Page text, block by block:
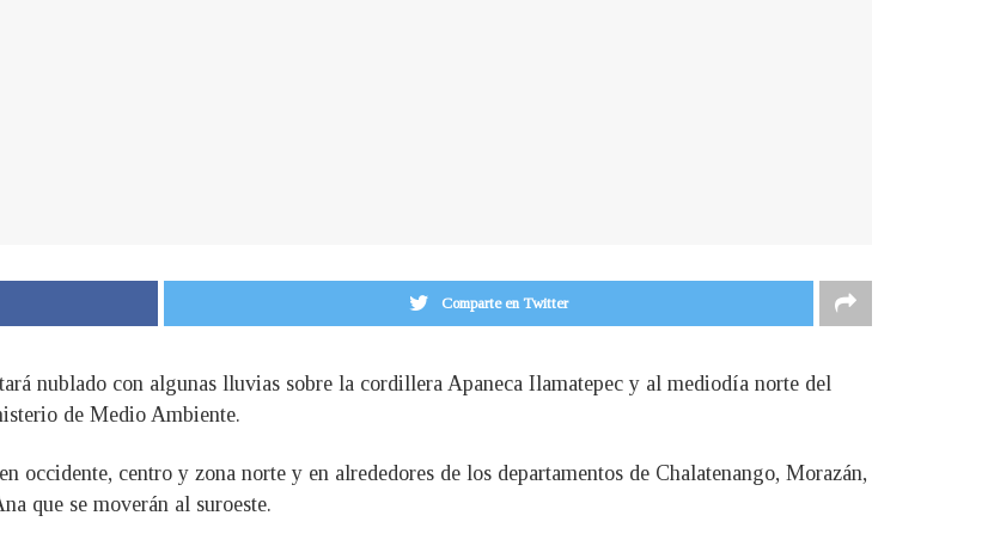
Comparte en Twitter
nublado con algunas lluvias sobre la cordillera Apaneca Ilamatepec y al mediodía norte del
de Medio Ambiente.
occidente, centro y zona norte y en alrededores de los departamentos de Chalatenango, Morazán,
que se moverán al suroeste.